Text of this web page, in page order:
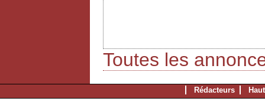
Toutes les
Rédacteurs